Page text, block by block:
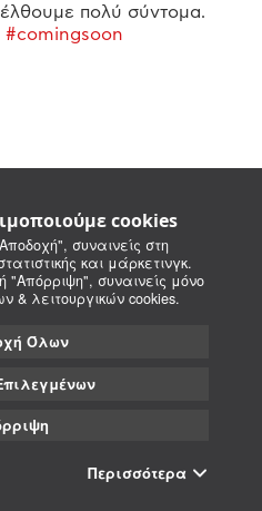
cookies
συναινείς στη
και μάρκετινγκ.
"Απόρριψη", συναινείς μόνο
& λειτουργικών cookies.
Όλων
Περισσότερα
πολύ σύντομα.
#comingsoon